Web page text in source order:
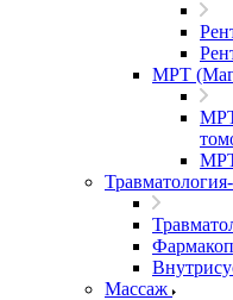
МРТ
Массаж